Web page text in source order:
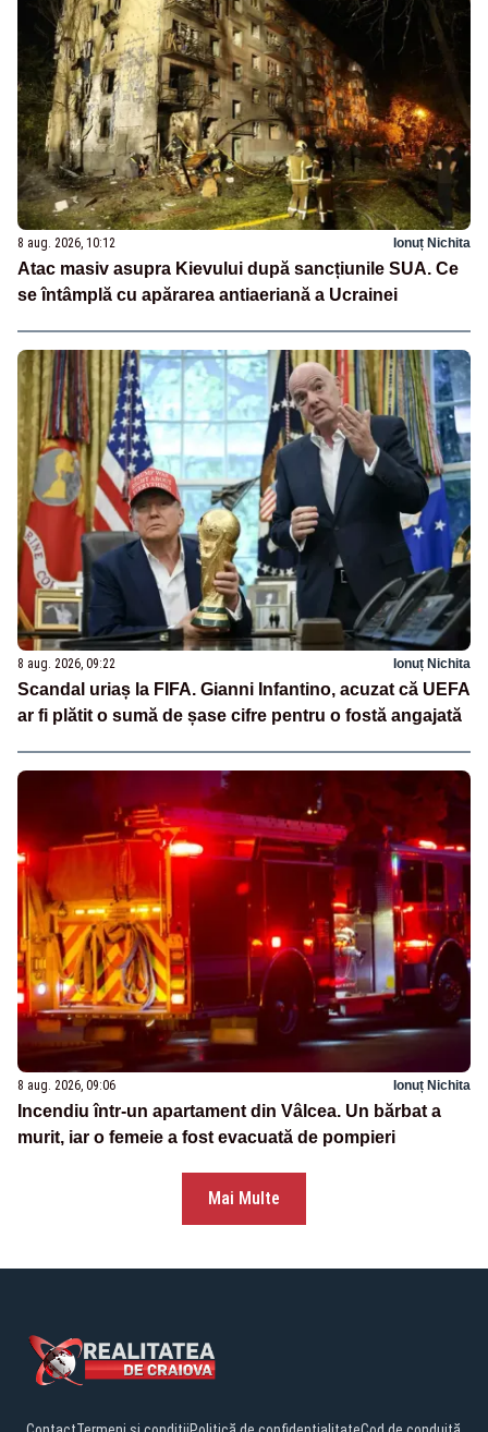
8 aug. 2026, 10:12 Ionuț Nichita
Atac masiv asupra Kievului după sancțiunile SUA. Ce
se întâmplă cu apărarea antiaeriană a Ucrainei
8 aug. 2026, 09:22 Ionuț Nichita
Scandal uriaș la FIFA. Gianni Infantino, acuzat că UEFA
ar fi plătit o sumă de șase cifre pentru o fostă angajată
8 aug. 2026, 09:06 Ionuț Nichita
Incendiu într-un apartament din Vâlcea. Un bărbat a
murit, iar o femeie a fost evacuată de pompieri
Mai Multe